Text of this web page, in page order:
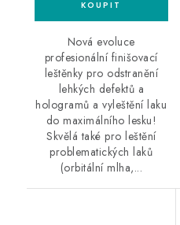
Nová evoluce
profesionální finišovací
leštěnky pro odstranění
lehkých defektů a
hologramů a vyleštění laku
do maximálního lesku!
Skvělá také pro leštění
problematických laků
(orbitální mlha,...